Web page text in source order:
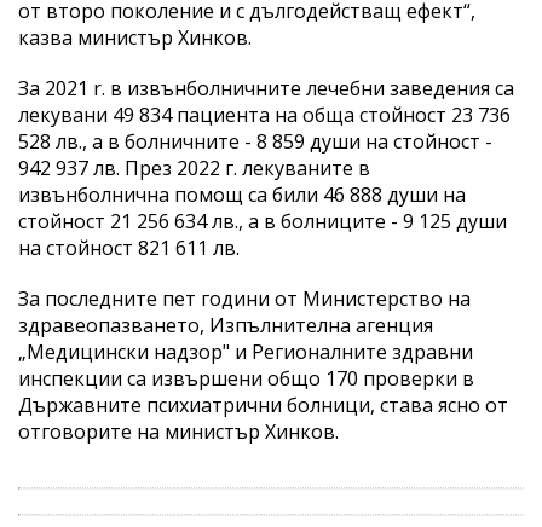
от второ поколение и с дългодействащ ефект“,
казва министър Хинков.
За 2021 r. в извънболничните лечебни заведения са
лекувани 49 834 пациента на обща стойност 23 736
528 лв., а в болничните - 8 859 души на стойност -
942 937 лв. През 2022 г. лекуваните в
извънболнична помощ са били 46 888 души на
стойност 21 256 634 лв., а в болниците - 9 125 души
на стойност 821 611 лв.
За последните пет години от Министерство на
здравеопазването, Изпълнителна агенция
„Медицински надзор" и Регионалните здравни
инспекции са извършени общо 170 проверки в
Държавните психиатрични болници, става ясно от
отговорите на министър Хинков.